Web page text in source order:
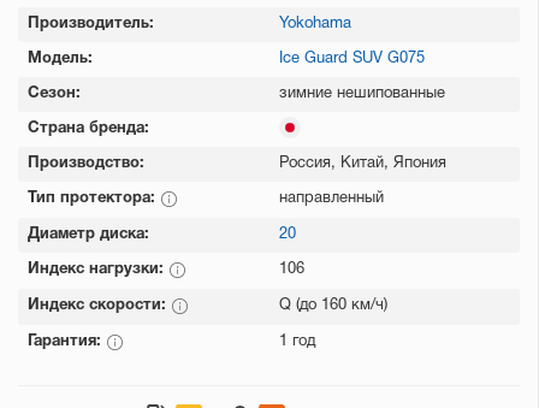
Производитель: Yokohama
Модель: Ice Guard SUV G075
Сезон: зимние нешипованные
Страна бренда:
Производство: Россия, Китай, Япония
Тип протектора: направленный
Диаметр диска: 20
Индекс нагрузки: 106
Индекс скорости: Q (до 160 км/ч)
Гарантия: 1 год